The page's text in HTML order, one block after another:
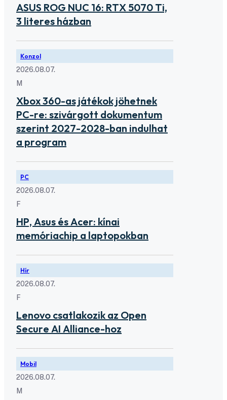
ASUS ROG NUC 16: RTX 5070 Ti,
3 literes házban
Konzol
2026.08.07.
M
Xbox 360-as játékok jöhetnek
PC-re: szivárgott dokumentum
szerint 2027-2028-ban indulhat
a program
PC
2026.08.07.
F
HP, Asus és Acer: kínai
memóriachip a laptopokban
Hír
2026.08.07.
F
Lenovo csatlakozik az Open
Secure AI Alliance-hoz
Mobil
2026.08.07.
M